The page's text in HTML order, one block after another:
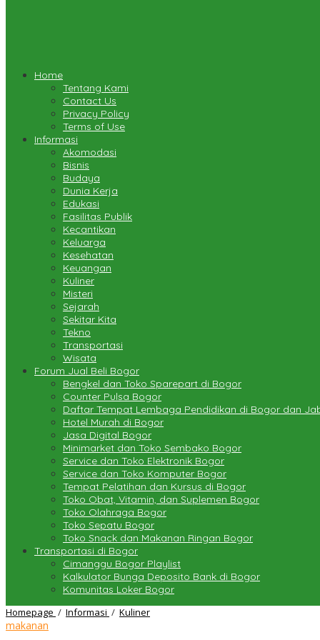
Home
Tentang Kami
Contact Us
Privacy Policy
Terms of Use
Informasi
Akomodasi
Bisnis
Budaya
Dunia Kerja
Edukasi
Fasilitas Publik
Kecantikan
Keluarga
Kesehatan
Keuangan
Kuliner
Misteri
Sejarah
Sekitar Kita
Tekno
Transportasi
Wisata
Forum Jual Beli Bogor
Bengkel dan Toko Sparepart di Bogor
Counter Pulsa Bogor
Daftar Tempat Lembaga Pendidikan di Bogor dan
Hotel Murah di Bogor
Jasa Digital Bogor
Minimarket dan Toko Sembako Bogor
Service dan Toko Elektronik Bogor
Service dan Toko Komputer Bogor
Tempat Pelatihan dan Kursus di Bogor
Toko Obat, Vitamin, dan Suplemen Bogor
Toko Olahraga Bogor
Toko Sepatu Bogor
Toko Snack dan Makanan Ringan Bogor
Transportasi di Bogor
Cimanggu Bogor Playlist
Kalkulator Bunga Deposito Bank di Bogor
Komunitas Loker Bogor
Homepage / Informasi / KulinerCerita
makanan